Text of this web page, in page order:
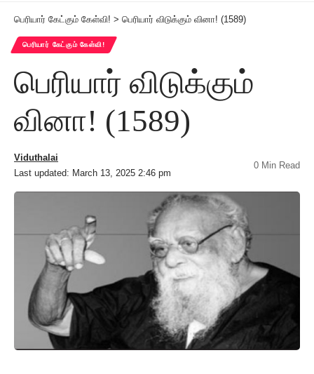
பெரியார் கேட்கும் கேள்வி! > பெரியார் விடுக்கும் வினா! (1589)
பெரியார் கேட்கும் கேள்வி!
பெரியார் விடுக்கும்
வினா! (1589)
Last updated: March 13, 2025 2:46 pm
Viduthalai
0 Min Read